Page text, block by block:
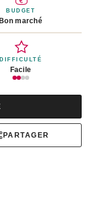
BUDGET
Bon marché
DIFFICULTÉ
Facile
PARTAGER